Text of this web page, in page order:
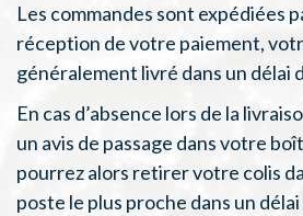
Les commandes sont expédiées
réception de votre paiement,
généralement livré dans un délai
En cas d’absence lors de la
un avis de passage dans votre
pourrez alors retirer votre colis
poste le plus proche dans un